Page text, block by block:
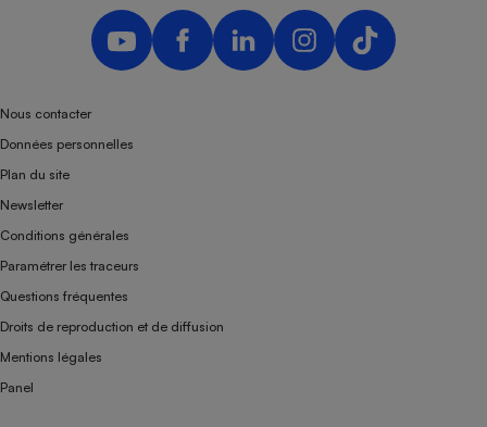
Nous contacter
Données personnelles
Plan du site
Newsletter
Conditions générales
Paramétrer les traceurs
Questions fréquentes
Droits de reproduction et de diffusion
Mentions légales
Panel